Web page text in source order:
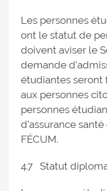
Les personnes
ont le statut de
doivent aviser le
demande
étudiantes seront
aux personnes
personnes
d’assurance
FÉCUM.
4.7 Statut